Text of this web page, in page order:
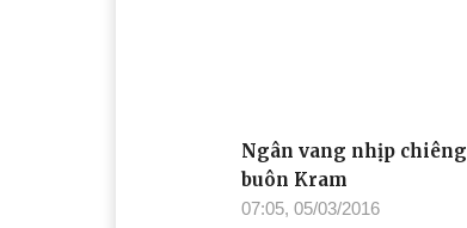
Ngân vang nhịp chiêng
buôn Kram
07:05, 05/03/2016